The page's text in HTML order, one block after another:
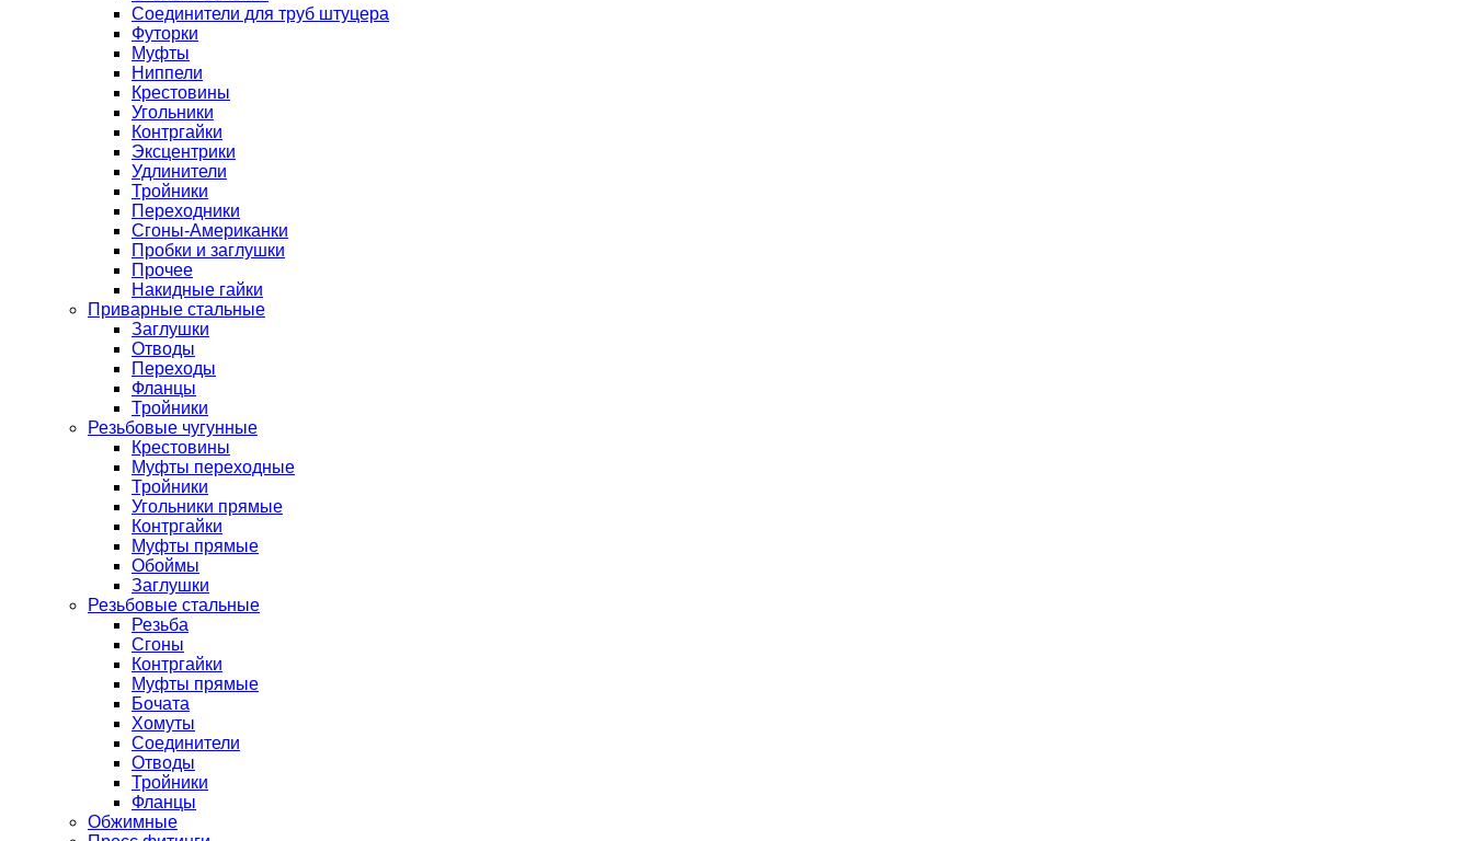
Соединители для труб штуцера
Футорки
Муфты
Ниппели
Крестовины
Угольники
Контргайки
Эксцентрики
Удлинители
Тройники
Переходники
Сгоны-Американки
Пробки и заглушки
Прочее
Накидные гайки
Приварные стальные
Заглушки
Отводы
Переходы
Фланцы
Тройники
Резьбовые чугунные
Крестовины
Муфты переходные
Тройники
Угольники прямые
Контргайки
Муфты прямые
Обоймы
Заглушки
Резьбовые стальные
Резьба
Сгоны
Контргайки
Муфты прямые
Бочата
Хомуты
Соединители
Отводы
Тройники
Фланцы
Обжимные